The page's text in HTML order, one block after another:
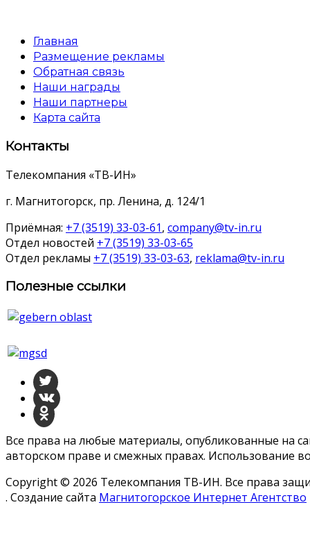
Главная
Размещение рекламы
Обратная связь
Наши награды
Наши партнеры
Карта сайта
Контакты
Телекомпания «ТВ-ИН»
г. Магнитогорск, пр. Ленина, д. 124/1
Приёмная: +7 (3519) 33-03-61, company@tv-in.ru
Отдел новостей +7 (3519) 33-03-65
Отдел рекламы +7 (3519) 33-03-63, reklama@tv-in.ru
Полезные ссылки
Все права на любые материалы, опубликованные на
авторском праве и смежных правах. Использование
Copyright © 2026 Телекомпания ТВ-ИН. Все права
. Создание сайта Магнитогорское Интернет Агентство